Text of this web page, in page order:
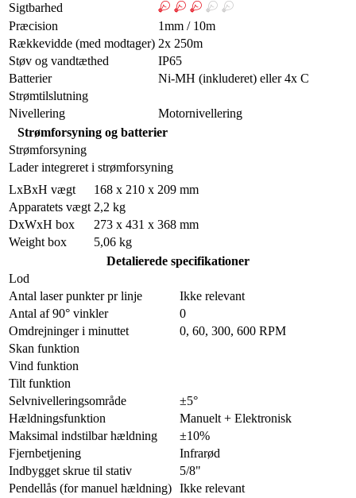
Sigtbarhed
Præcision
1mm / 10m
Rækkevidde (med modtager) 2x 250m
Støv og vandtæthed
IP65
Batterier
Ni-MH (inkluderet) eller 4x C
Strømtilslutning
Nivellering
Motornivellering
Strømforsyning og batterier
Strømforsyning
Lader integreret i strømforsyning
LxBxH vægt
168 x 210 x 209 mm
Apparatets vægt 2,2 kg
DxWxH box
273 x 431 x 368 mm
Weight box
5,06 kg
Detalierede specifikationer
Lod
Antal laser punkter pr linje
Ikke relevant
Antal af 90° vinkler
0
Omdrejninger i minuttet
0, 60, 300, 600 RPM
Skan funktion
Vind funktion
Tilt funktion
Selvnivelleringsområde
±5°
Hældningsfunktion
Manuelt + Elektronisk
Maksimal indstilbar hældning
±10%
Fjernbetjening
Infrarød
Indbygget skrue til stativ
5/8"
Pendellås (for manuel hældning) Ikke relevant